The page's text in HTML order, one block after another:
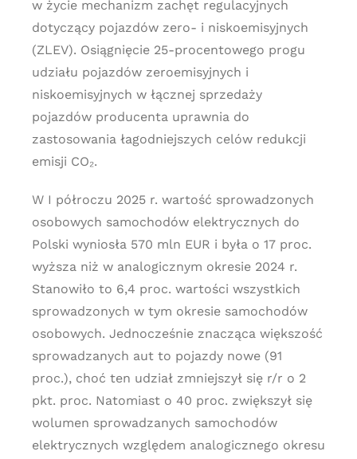
w życie mechanizm zachęt regulacyjnych
dotyczący pojazdów zero- i niskoemisyjnych
(ZLEV). Osiągnięcie 25-procentowego progu
udziału pojazdów zeroemisyjnych i
niskoemisyjnych w łącznej sprzedaży
pojazdów producenta uprawnia do
zastosowania łagodniejszych celów redukcji
emisji CO₂.
W I półroczu 2025 r. wartość sprowadzonych
osobowych samochodów elektrycznych do
Polski wyniosła 570 mln EUR i była o 17 proc.
wyższa niż w analogicznym okresie 2024 r.
Stanowiło to 6,4 proc. wartości wszystkich
sprowadzonych w tym okresie samochodów
osobowych. Jednocześnie znacząca większość
sprowadzanych aut to pojazdy nowe (91
proc.), choć ten udział zmniejszył się r/r o 2
pkt. proc. Natomiast o 40 proc. zwiększył się
wolumen sprowadzanych samochodów
elektrycznych względem analogicznego okresu